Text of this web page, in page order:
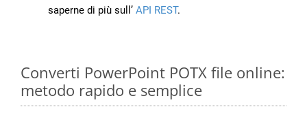
saperne di più sull’ API REST.
Converti PowerPoint POTX file online:
metodo rapido e semplice